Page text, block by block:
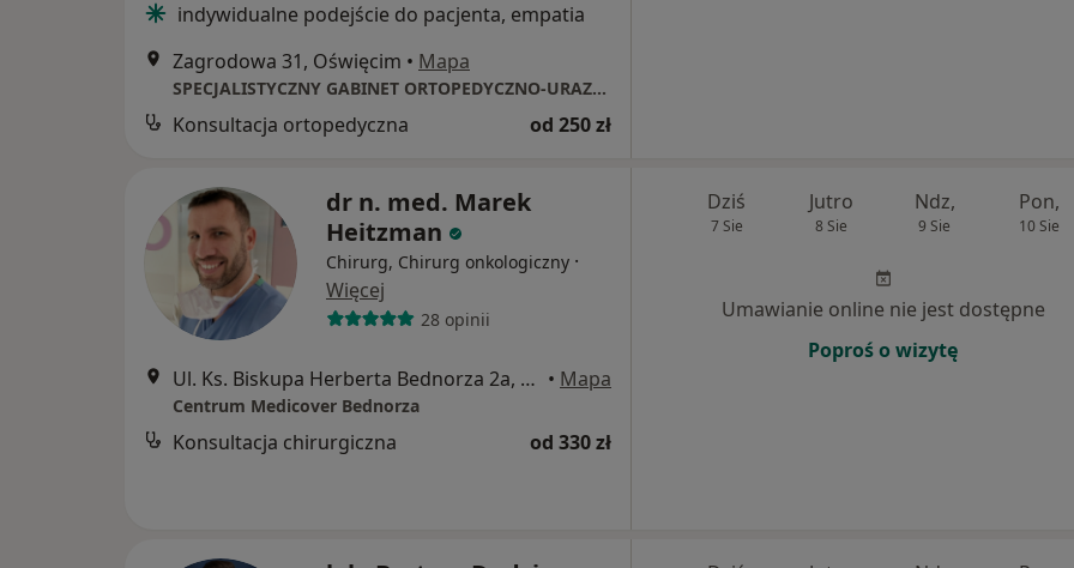
indywidualne podejście do pacjenta, empatia
Zagrodowa 31, Oświęcim • Mapa
SPECJALISTYCZNY GABINET ORTOPEDYCZNO-URAZOWY BARTŁOMIEJ DOBOSZ
Konsultacja ortopedyczna od 250 zł
dr n. med. Marek
Heitzman
Chirurg, Chirurg onkologiczny ·
Więcej
28 opinii
Ul. Ks. Biskupa Herberta Bednorza 2a, Katowice • Mapa
Centrum Medicover Bednorza
Konsultacja chirurgiczna od 330 zł
Dziś
7 Sie
Jutro
8 Sie
Ndz,
9 Sie
Pon,
10 Sie
Umawianie online nie jest dostępne
Poproś o wizytę